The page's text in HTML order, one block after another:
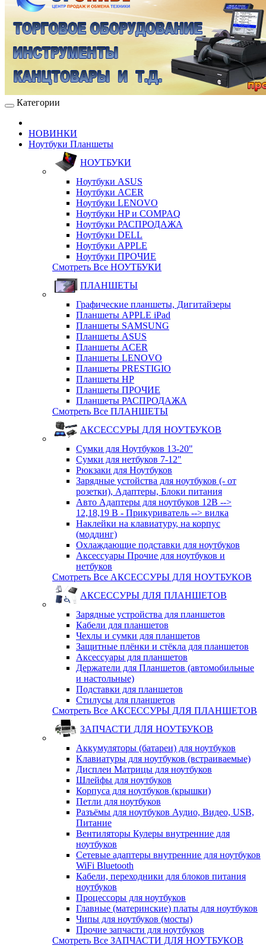
Категории
НОВИНКИ
Ноутбуки Планшеты
НОУТБУКИ
Ноутбуки ASUS
Ноутбуки ACER
Ноутбуки LENOVO
Ноутбуки HP и COMPAQ
Ноутбуки РАСПРОДАЖА
Ноутбуки DELL
Ноутбуки APPLE
Ноутбуки ПРОЧИЕ
Смотреть Все НОУТБУКИ
ПЛАНШЕТЫ
Графические планшеты, Дигитайзеры
Планшеты APPLE iPad
Планшеты SAMSUNG
Планшеты ASUS
Планшеты ACER
Планшеты LENOVO
Планшеты PRESTIGIO
Планшеты HP
Планшеты ПРОЧИЕ
Планшеты РАСПРОДАЖА
Смотреть Все ПЛАНШЕТЫ
АКСЕССУРЫ ДЛЯ НОУТБУКОВ
Сумки для Ноутбуков 13-20"
Сумки для нетбуков 7-12"
Рюкзаки для Ноутбуков
Зарядные устойства для ноутбуков (- от
розетки), Адаптеры, Блоки питания
Авто Адаптеры для ноутбуков 12В -->
12,18,19 В - Прикуриватель --> вилка
Наклейки на клавиатуру, на корпус
(моддинг)
Охлаждающие подставки для ноутбуков
Аксессуары Прочие для ноутбуков и
нетбуков
Смотреть Все АКСЕССУРЫ ДЛЯ НОУТБУКОВ
АКСЕССУРЫ ДЛЯ ПЛАНШЕТОВ
Зарядные устройства для планшетов
Кабели для планшетов
Чехлы и сумки для планшетов
Защитные плёнки и стёкла для планшетов
Аксессуары для планшетов
Держатели для Планшетов (автомобильные
и настольные)
Подставки для планшетов
Стилусы для планшетов
Смотреть Все АКСЕССУРЫ ДЛЯ ПЛАНШЕТОВ
ЗАПЧАСТИ ДЛЯ НОУТБУКОВ
Аккумуляторы (батареи) для ноутбуков
Клавиатуры для ноутбуков (встраиваемые)
Дисплеи Матрицы для ноутбуков
Шлейфы для ноутбуков
Корпуса для ноутбуков (крышки)
Петли для ноутбуков
Разъёмы для ноутбуков Аудио, Видео, USB,
Питание
Вентиляторы Кулеры внутренние для
ноутбуков
Сетевые адаптеры внутренние для ноутбуков
WiFi Bluetooth
Кабели, переходники для блоков питания
ноутбуков
Процессоры для ноутбуков
Главные (материнские) платы для ноутбуков
Чипы для ноутбуков (мосты)
Прочие запчасти для ноутбуков
Смотреть Все ЗАПЧАСТИ ДЛЯ НОУТБУКОВ